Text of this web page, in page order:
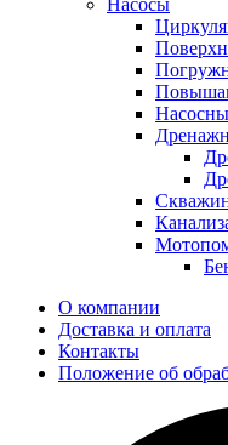
О компании
Доставка и оплата
Контакты
Положение об